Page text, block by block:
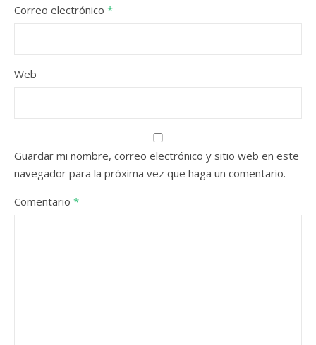
Correo electrónico *
Web
Guardar mi nombre, correo electrónico y sitio web en este
navegador para la próxima vez que haga un comentario.
Comentario *